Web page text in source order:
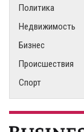
Политика
Недвижимость
Бизнес
Происшествия
Спорт